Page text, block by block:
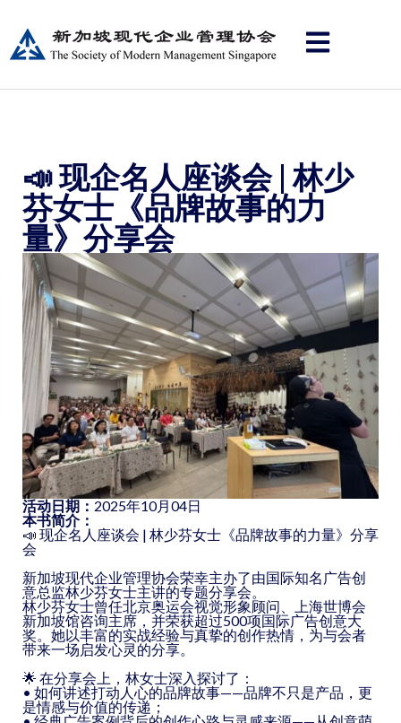
📣 现企名人座谈会 | 林少
芬女士《品牌故事的力
量》分享会
活动日期： 2025年10月04日
本书简介：
📣 现企名人座谈会 | 林少芬女士《品牌故事的力量》分享
会
新加坡现代企业管理协会荣幸主办了由国际知名广告创
意总监林少芬女士主讲的专题分享会。
林少芬女士曾任北京奥运会视觉形象顾问、上海世博会
新加坡馆咨询主席，并荣获超过500项国际广告创意大
奖。她以丰富的实战经验与真挚的创作热情，为与会者
带来一场启发心灵的分享。
🌟 在分享会上，林女士深入探讨了：
• 如何讲述打动人心的品牌故事——品牌不只是产品，更
是情感与价值的传递；